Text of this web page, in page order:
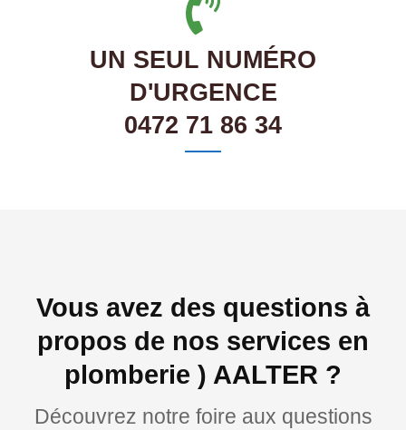
UN SEUL NUMÉRO
D'URGENCE
0472 71 86 34
Vous avez des questions à
propos de nos services en
plomberie ) AALTER ?
Découvrez notre foire aux questions